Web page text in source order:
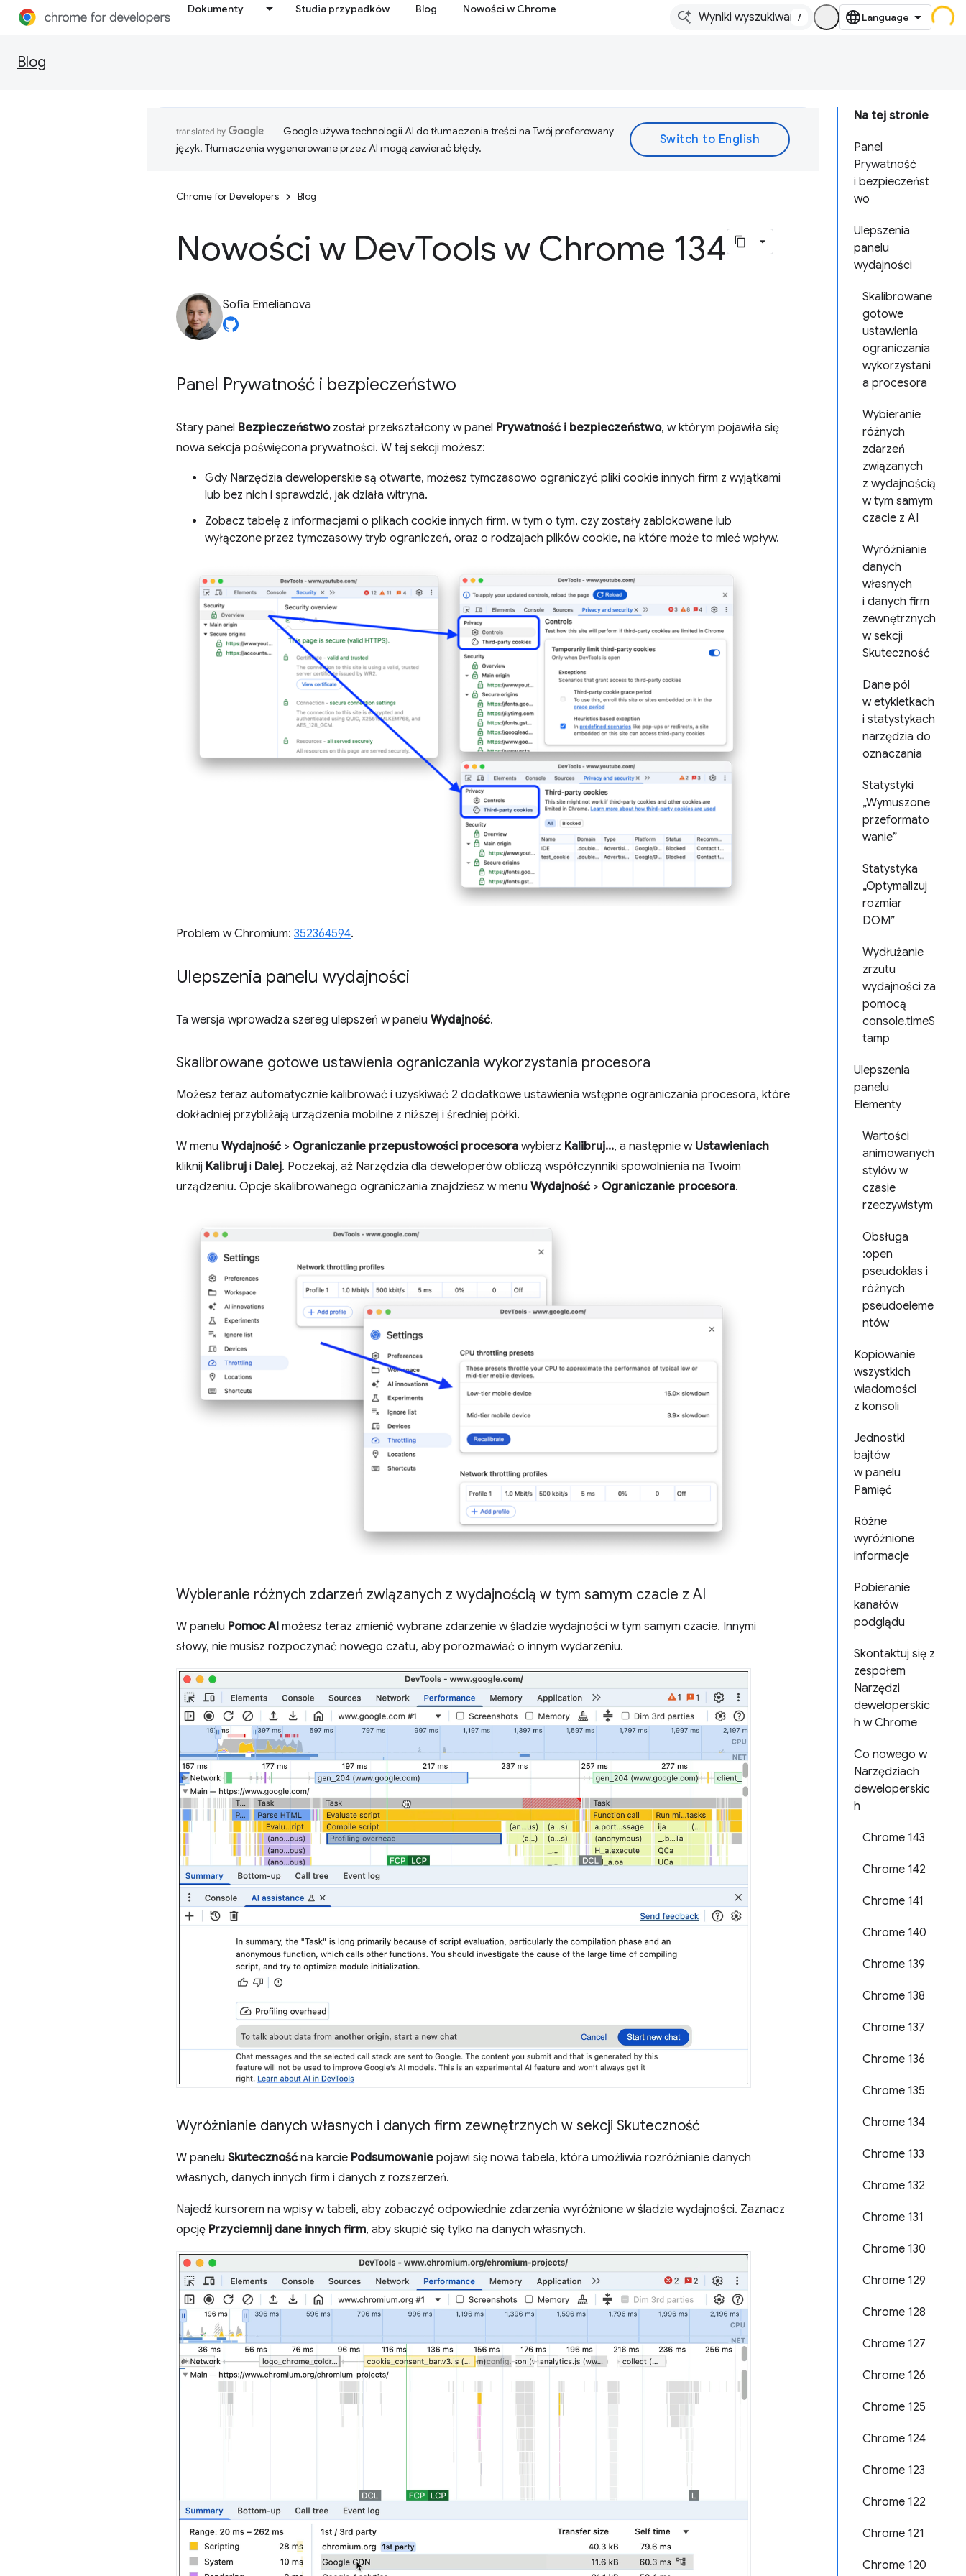
Dokumenty Studia przypadków Blog Nowości w Chrome
/
Blog
Na tej stronie
Panel
Prywatność
i bezpieczeńst
wo
Ulepszenia
panelu
wydajności
Skalibrowane
gotowe
ustawienia
ograniczania
wykorzystani
a procesora
Wybieranie
różnych
zdarzeń
związanych
z wydajnością
w tym samym
czacie z AI
Wyróżnianie
danych
własnych
i danych firm
zewnętrznych
w sekcji
Skuteczność
Dane pól
w etykietkach
i statystykach
narzędzia do
oznaczania
Statystyki
„Wymuszone
przeformato
wanie”
Statystyka
„Optymalizuj
rozmiar
DOM”
Wydłużanie
zrzutu
wydajności za
pomocą
console.timeS
tamp
Ulepszenia
panelu
Elementy
Wartości
animowanych
stylów w
czasie
rzeczywistym
Obsługa
:open
pseudoklas i
różnych
pseudoeleme
ntów
Kopiowanie
wszystkich
wiadomości
z konsoli
Jednostki
bajtów
w panelu
Pamięć
Różne
wyróżnione
informacje
Pobieranie
kanałów
podglądu
Skontaktuj się z
zespołem
Narzędzi
deweloperskic
h w Chrome
Co nowego w
Narzędziach
deweloperskic
h
Chrome 143
Chrome 142
Chrome 141
Chrome 140
Chrome 139
Chrome 138
Chrome 137
Chrome 136
Chrome 135
Chrome 134
Chrome 133
Chrome 132
Chrome 131
Chrome 130
Chrome 129
Chrome 128
Chrome 127
Chrome 126
Chrome 125
Chrome 124
Chrome 123
Chrome 122
Chrome 121
Chrome 120
Google używa technologii AI do tłumaczenia treści na Twój preferowany
język. Tłumaczenia wygenerowane przez AI mogą zawierać błędy.
Chrome for Developers Blog
Nowości w DevTools w Chrome 134
Sofia Emelianova
Panel Prywatność i bezpieczeństwo
Stary panel Bezpieczeństwozostał przekształcony w panel Prywatność i bezpieczeństwo, w którym pojawiła się
nowa sekcja poświęcona prywatności. W tej sekcji możesz:
Gdy Narzędzia deweloperskie są otwarte, możesz tymczasowo ograniczyć pliki cookie innych firm z wyjątkami
lub bez nich i sprawdzić, jak działa witryna.
Zobacz tabelę z informacjami o plikach cookie innych firm, w tym o tym, czy zostały zablokowane lub
wyłączone przez tymczasowy tryb ograniczeń, oraz o rodzajach plików cookie, na które może to mieć wpływ.
Problem w Chromium: 352364594.
Ulepszenia panelu wydajności
Ta wersja wprowadza szereg ulepszeń w panelu Wydajność.
Skalibrowane gotowe ustawienia ograniczania wykorzystania procesora
Możesz teraz automatycznie kalibrować i uzyskiwać 2 dodatkowe ustawienia wstępne ograniczania procesora, które
dokładniej przybliżają urządzenia mobilne z niższej i średniej półki.
W menu Wydajność > Ograniczanie przepustowości procesora wybierz Kalibruj..., a następnie w Ustawieniach
kliknij Kalibruj i Dalej. Poczekaj, aż Narzędzia dla deweloperów obliczą współczynniki spowolnienia na Twoim
urządzeniu. Opcje skalibrowanego ograniczania znajdziesz w menu Wydajność > Ograniczanie procesora.
Wybieranie różnych zdarzeń związanych z wydajnością w tym samym czacie z AI
W panelu Pomoc AI możesz teraz zmienić wybrane zdarzenie w śladzie wydajności w tym samym czacie. Innymi
słowy, nie musisz rozpoczynać nowego czatu, aby porozmawiać o innym wydarzeniu.
Wyróżnianie danych własnych i danych firm zewnętrznych w sekcji Skuteczność
W panelu Skuteczność na karcie Podsumowanie pojawi się nowa tabela, która umożliwia rozróżnianie danych
własnych, danych innych firm i danych z rozszerzeń.
Najedź kursorem na wpisy w tabeli, aby zobaczyć odpowiednie zdarzenia wyróżnione w śladzie wydajności. Zaznacz
opcję Przyciemnij dane innych firm, aby skupić się tylko na danych własnych.